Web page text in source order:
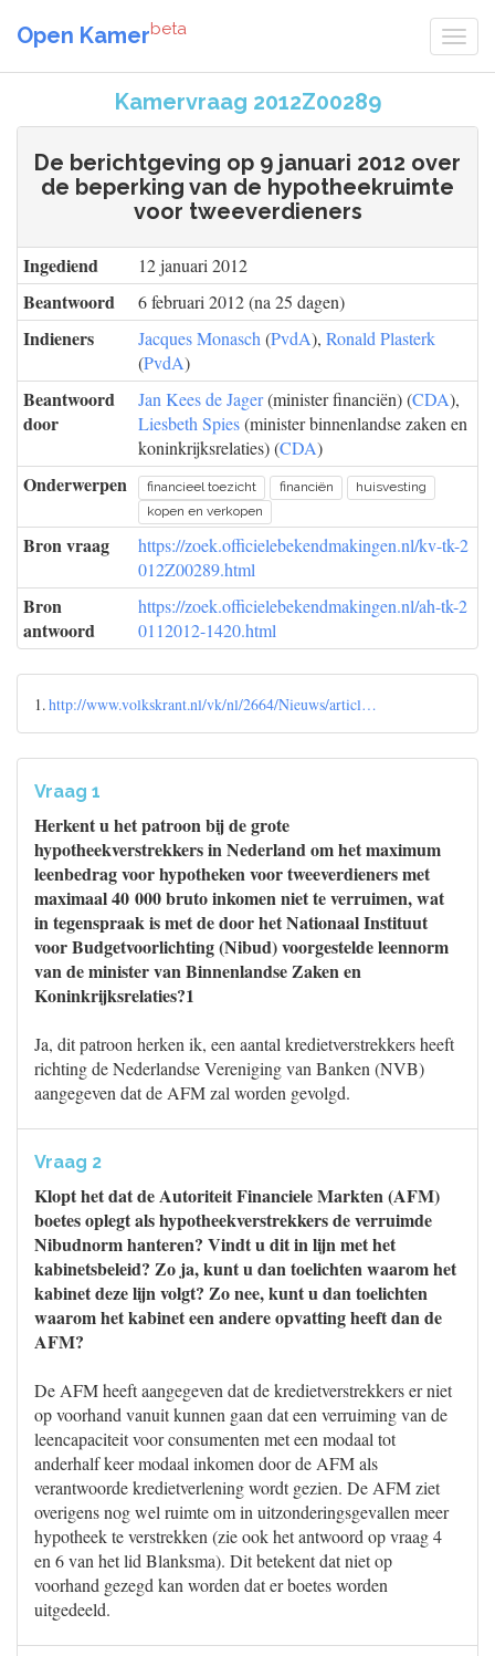
Open Kamerbeta
Kamervraag 2012Z00289
De berichtgeving op 9 januari 2012 over
de beperking van de hypotheekruimte
voor tweeverdieners
Ingediend 12 januari 2012
Beantwoord 6 februari 2012 (na 25 dagen)
Indieners Jacques Monasch (PvdA), Ronald Plasterk
(PvdA)
Beantwoord
door
Jan Kees de Jager(minister financiën) (CDA),
Liesbeth Spies(minister binnenlandse zaken en
koninkrijksrelaties) (CDA)
Onderwerpen financieel toezicht financiën
huisvesting
kopen en verkopen
Bron vraag
https://zoek.officielebekendmakingen.nl/kv-tk-2
012Z00289.html
Bron
antwoord
https://zoek.officielebekendmakingen.nl/ah-tk-2
0112012-1420.html
1.http://www.volkskrant.nl/vk/nl/2664/Nieuws/articl…
Vraag 1
Herkent u het patroon bij de grote
hypotheekverstrekkers in Nederland om het maximum
leenbedrag voor hypotheken voor tweeverdieners met
maximaal 40 000 bruto inkomen niet te verruimen, wat
in tegenspraak is met de door het Nationaal Instituut
voor Budgetvoorlichting (Nibud) voorgestelde leennorm
van de minister van Binnenlandse Zaken en
Koninkrijksrelaties?1
Ja, dit patroon herken ik, een aantal kredietverstrekkers heeft
richting de Nederlandse Vereniging van Banken (NVB)
aangegeven dat de AFM zal worden gevolgd.
Vraag 2
Klopt het dat de Autoriteit Financiele Markten (AFM)
boetes oplegt als hypotheekverstrekkers de verruimde
Nibudnorm hanteren? Vindt u dit in lijn met het
kabinetsbeleid? Zo ja, kunt u dan toelichten waarom het
kabinet deze lijn volgt? Zo nee, kunt u dan toelichten
waarom het kabinet een andere opvatting heeft dan de
AFM?
De AFM heeft aangegeven dat de kredietverstrekkers er niet
op voorhand vanuit kunnen gaan dat een verruiming van de
leencapaciteit voor consumenten met een modaal tot
anderhalf keer modaal inkomen door de AFM als
verantwoorde kredietverlening wordt gezien. De AFM ziet
overigens nog wel ruimte om in uitzonderingsgevallen meer
hypotheek te verstrekken (zie ook het antwoord op vraag 4
en 6 van het lid Blanksma). Dit betekent dat niet op
voorhand gezegd kan worden dat er boetes worden
uitgedeeld.